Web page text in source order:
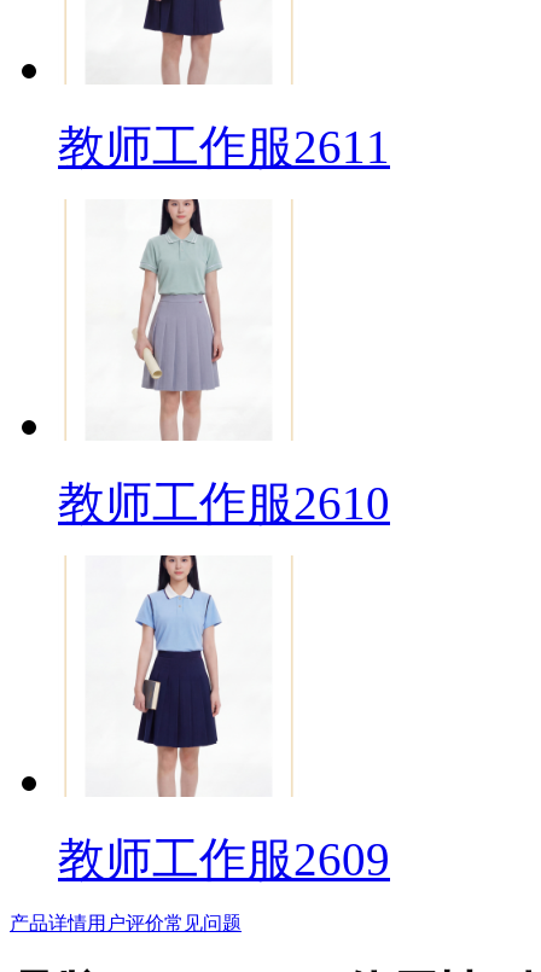
教师工作服2611
教师工作服2610
教师工作服2609
产品详情用户评价常见问题